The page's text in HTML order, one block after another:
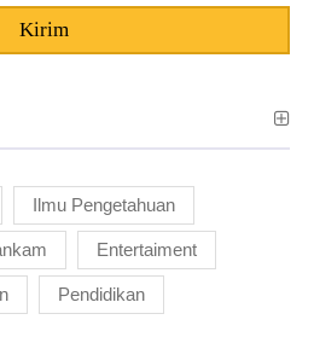
Kirim
Ilmu Pengetahuan
Entertaiment
Pendidikan